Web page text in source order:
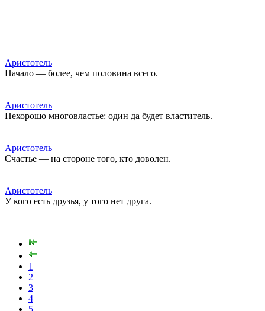
Аристотель
Начало — более, чем половина всего.
Аристотель
Нехорошо многовластье: один да будет властитель.
Аристотель
Счастье — на стороне того, кто доволен.
Аристотель
У кого есть друзья, у того нет друга.
1
2
3
4
5